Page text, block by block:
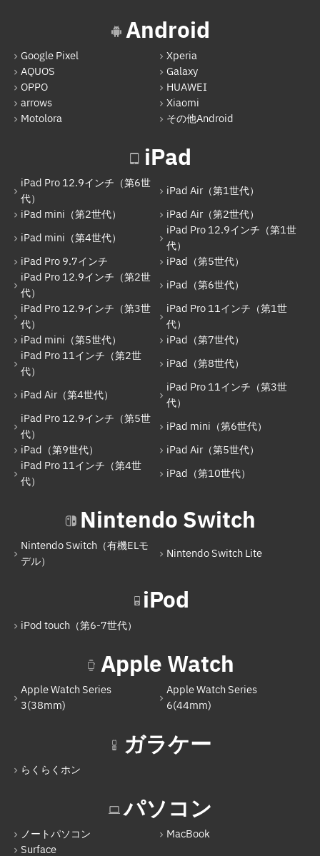
iPad mini（第4世代）
iPad Pro 12.9インチ（第1世代）
iPad（第5世代）
iPad Pro 12.9インチ（第3世代）
iPad Pro 11インチ（第1世代）
iPad mini（第5世代）
iPad（第7世代）
iPad Air（第4世代）
iPad Pro 12.9インチ（第5世代）
iPad mini（第6世代）
iPad（第9世代）
iPad Pro 11インチ（第4世代）
Nintendo Switch
iPod touch（第6-7世代）
Apple Watch
Apple Watch Series 6(44mm)
ガラケー
ノートパソコン
Android
Google Pixel
Xperia
AQUOS
Galaxy
OPPO
HUAWEI
arrows
Xiaomi
Motolora
その他Android
iPad
iPad Pro 12.9インチ（第6世
代）
iPad Air（第1世代）
iPad mini（第2世代）
iPad Air（第2世代）
iPad mini（第4世代）
iPad Pro 12.9インチ（第1世
代）
iPad Pro 9.7インチ
iPad（第5世代）
iPad Pro 12.9インチ（第2世
代）
iPad（第6世代）
iPad Pro 12.9インチ（第3世
代）
iPad Pro 11インチ（第1世
代）
iPad mini（第5世代）
iPad（第7世代）
iPad Pro 11インチ（第2世
代）
iPad（第8世代）
iPad Air（第4世代）
iPad Pro 11インチ（第3世
代）
iPad Pro 12.9インチ（第5世
代）
iPad mini（第6世代）
iPad（第9世代）
iPad Air（第5世代）
iPad Pro 11インチ（第4世
代）
iPad（第10世代）
Nintendo Switch
Nintendo Switch（有機ELモ
デル）
Nintendo Switch Lite
iPod
iPod touch（第6-7世代）
Apple Watch
Apple Watch Series
3(38mm)
Apple Watch Series
6(44mm)
ガラケー
らくらくホン
パソコン
ノートパソコン
MacBook
Surface